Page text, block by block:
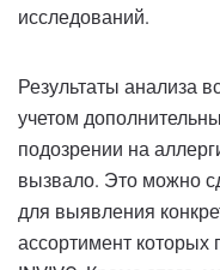
исследований.
Результаты анализа
учетом
подозрении на
вызвало. Это можно
для выявления
ассортимент которых